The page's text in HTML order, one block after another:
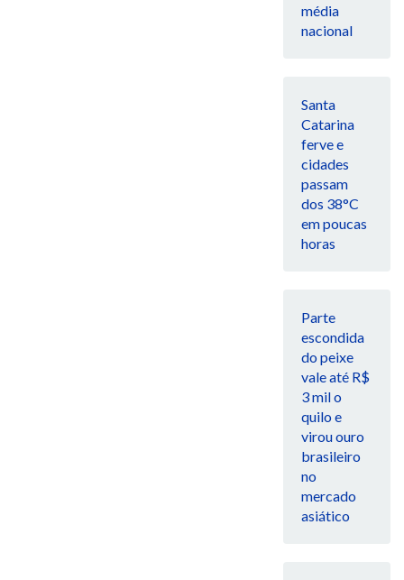
média
nacional
Santa
Catarina
ferve e
cidades
passam
dos 38°C
em poucas
horas
Parte
escondida
do peixe
vale até R$
3 mil o
quilo e
virou ouro
brasileiro
no
mercado
asiático